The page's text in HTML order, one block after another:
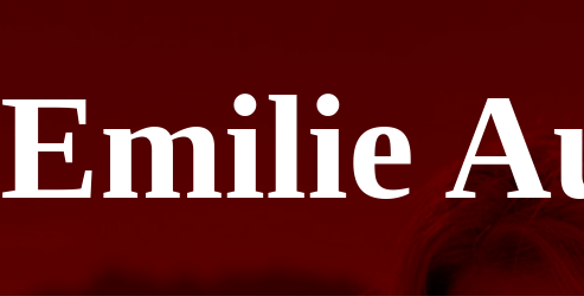
Emilie